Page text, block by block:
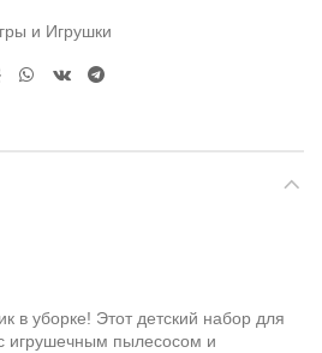
и Игрушки
в уборке! Этот детский набор для
игрушечным пылесосом и